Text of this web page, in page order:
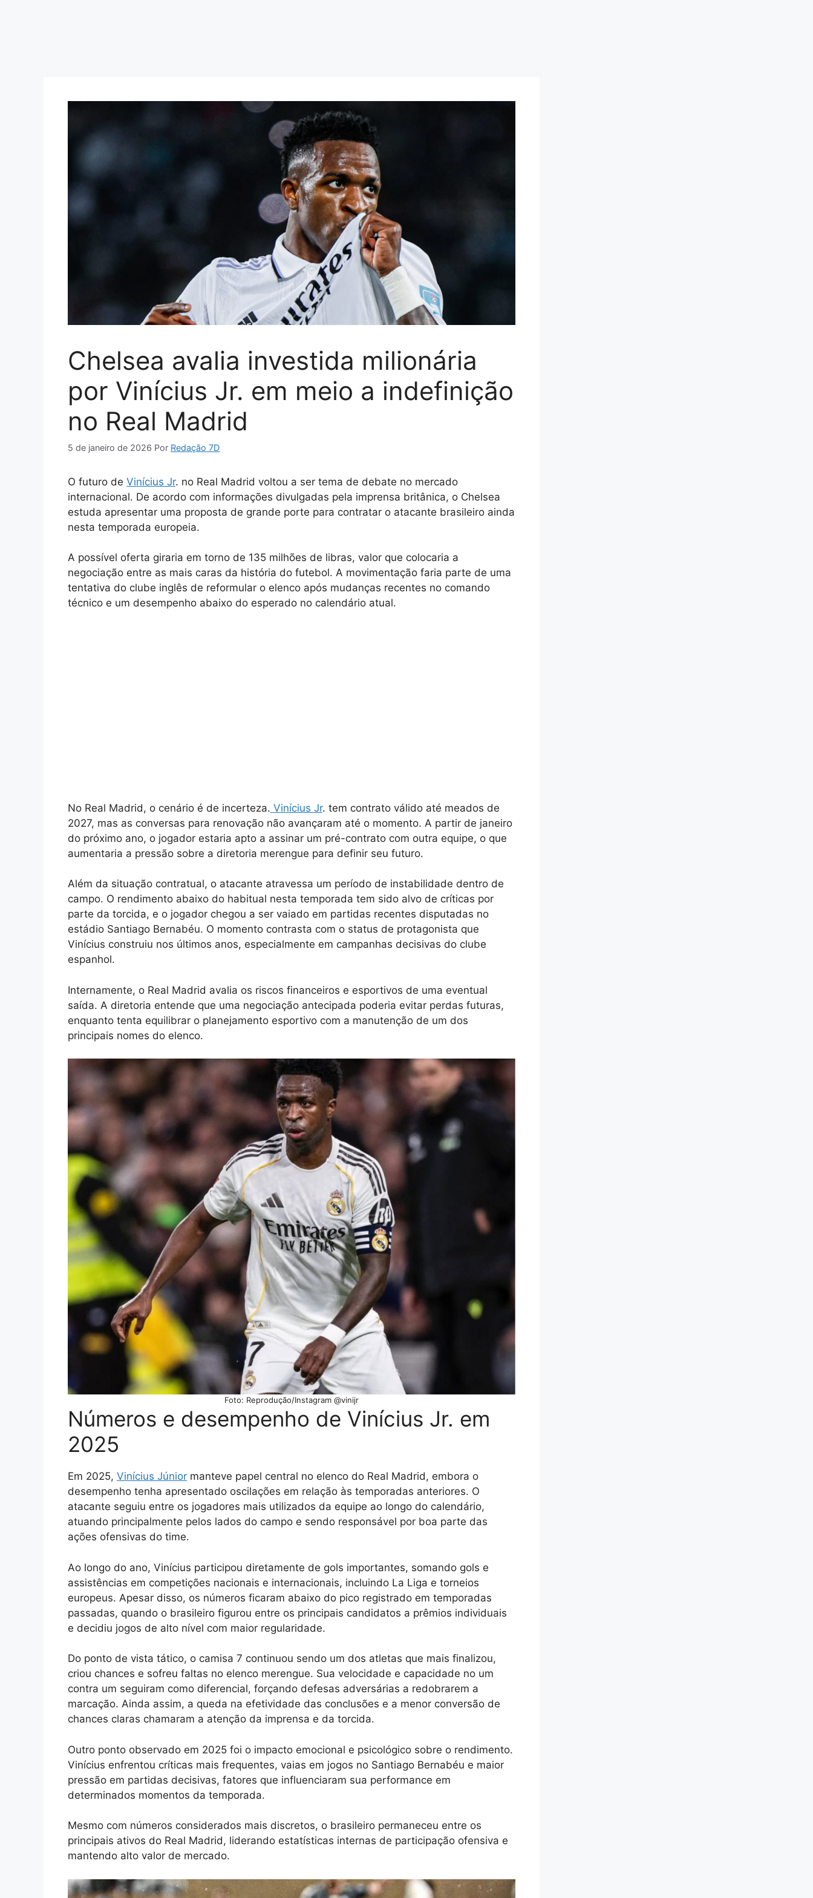
Chelsea avalia investida milionária
por Vinícius Jr. em meio a indefinição
no Real Madrid
5 de janeiro de 2026 Por Redação 7D
O futuro de Vinícius Jr. no Real Madrid voltou a ser tema de debate no mercado
internacional. De acordo com informações divulgadas pela imprensa britânica, o Chelsea
estuda apresentar uma proposta de grande porte para contratar o atacante brasileiro ainda
nesta temporada europeia.
A possível oferta giraria em torno de 135 milhões de libras, valor que colocaria a
negociação entre as mais caras da história do futebol. A movimentação faria parte de uma
tentativa do clube inglês de reformular o elenco após mudanças recentes no comando
técnico e um desempenho abaixo do esperado no calendário atual.
No Real Madrid, o cenário é de incerteza. Vinícius Jr. tem contrato válido até meados de
2027, mas as conversas para renovação não avançaram até o momento. A partir de janeiro
do próximo ano, o jogador estaria apto a assinar um pré-contrato com outra equipe, o que
aumentaria a pressão sobre a diretoria merengue para definir seu futuro.
Além da situação contratual, o atacante atravessa um período de instabilidade dentro de
campo. O rendimento abaixo do habitual nesta temporada tem sido alvo de críticas por
parte da torcida, e o jogador chegou a ser vaiado em partidas recentes disputadas no
estádio Santiago Bernabéu. O momento contrasta com o status de protagonista que
Vinícius construiu nos últimos anos, especialmente em campanhas decisivas do clube
espanhol.
Internamente, o Real Madrid avalia os riscos financeiros e esportivos de uma eventual
saída. A diretoria entende que uma negociação antecipada poderia evitar perdas futuras,
enquanto tenta equilibrar o planejamento esportivo com a manutenção de um dos
principais nomes do elenco.
Foto: Reprodução/Instagram @vinijr
Números e desempenho de Vinícius Jr. em
2025
Em 2025, Vinícius Júnior manteve papel central no elenco do Real Madrid, embora o
desempenho tenha apresentado oscilações em relação às temporadas anteriores. O
atacante seguiu entre os jogadores mais utilizados da equipe ao longo do calendário,
atuando principalmente pelos lados do campo e sendo responsável por boa parte das
ações ofensivas do time.
Ao longo do ano, Vinícius participou diretamente de gols importantes, somando gols e
assistências em competições nacionais e internacionais, incluindo La Liga e torneios
europeus. Apesar disso, os números ficaram abaixo do pico registrado em temporadas
passadas, quando o brasileiro figurou entre os principais candidatos a prêmios individuais
e decidiu jogos de alto nível com maior regularidade.
Do ponto de vista tático, o camisa 7 continuou sendo um dos atletas que mais finalizou,
criou chances e sofreu faltas no elenco merengue. Sua velocidade e capacidade no um
contra um seguiram como diferencial, forçando defesas adversárias a redobrarem a
marcação. Ainda assim, a queda na efetividade das conclusões e a menor conversão de
chances claras chamaram a atenção da imprensa e da torcida.
Outro ponto observado em 2025 foi o impacto emocional e psicológico sobre o rendimento.
Vinícius enfrentou críticas mais frequentes, vaias em jogos no Santiago Bernabéu e maior
pressão em partidas decisivas, fatores que influenciaram sua performance em
determinados momentos da temporada.
Mesmo com números considerados mais discretos, o brasileiro permaneceu entre os
principais ativos do Real Madrid, liderando estatísticas internas de participação ofensiva e
mantendo alto valor de mercado.